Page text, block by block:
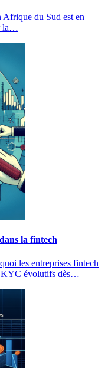
Afrique du Sud est en
la…
la fintech
les entreprises fintech
KYC évolutifs dès…